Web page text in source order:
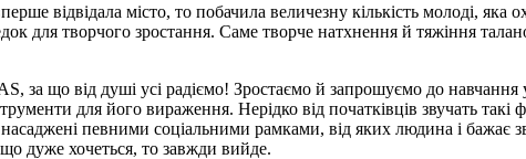
відвідала місто, то побачила величезну кількість молоді, яка
для творчого зростання. Саме творче натхнення й тяжіння
що від душі усі радіємо! Зростаємо й запрошуємо до
для його вираження. Нерідко від початківців звучать
певними соціальними рамками, від яких людина і
дуже хочеться, то завжди вийде.